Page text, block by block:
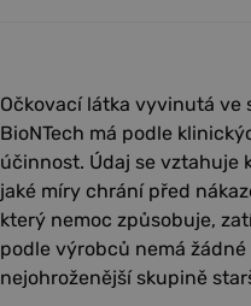
Očkovací látka vyvinutá ve
BioNTech má podle
účinnost. Údaj se vztahuje
jaké míry chrání před
který nemoc způsobuje,
podle výrobců nemá
nejohroženější skupině